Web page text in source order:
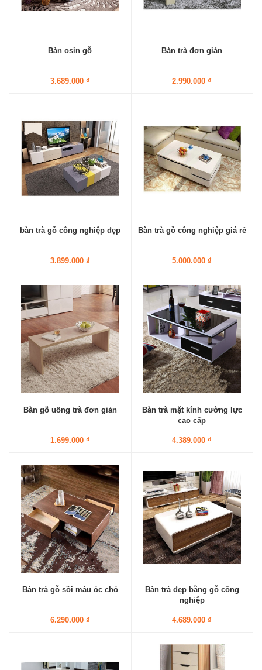
Bàn osin gỗ
3.689.000 ₫
Bàn trà đơn giản
2.990.000 ₫
bàn trà gỗ công nghiệp đẹp
3.899.000 ₫
Bàn trà gỗ công nghiệp giá rẻ
5.000.000 ₫
Bàn gỗ uống trà đơn giản
1.699.000 ₫
Bàn trà mặt kính cường lực
cao cấp
4.389.000 ₫
Bàn trà gỗ sồi màu óc chó
6.290.000 ₫
Bàn trà đẹp bằng gỗ công
nghiệp
4.689.000 ₫